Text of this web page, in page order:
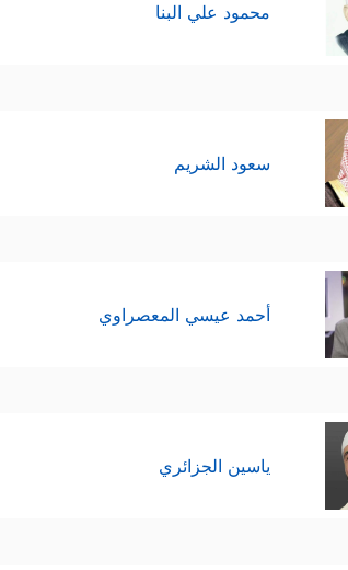
محمود علي البنا
سعود الشريم
أحمد عيسي المعصراوي
ياسين الجزائري